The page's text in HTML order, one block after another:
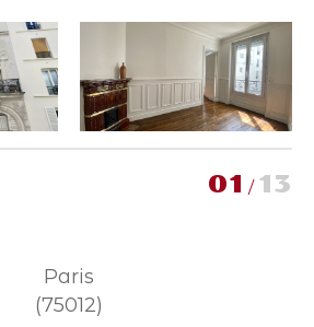
01 / 13
Paris
(75012)
Terrasse Piscine
PAR